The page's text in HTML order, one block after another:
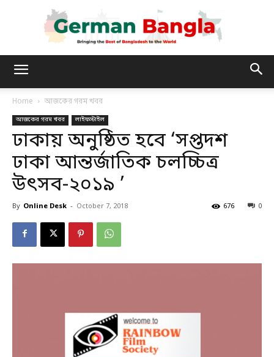
Bangla
Home আজকের গরম খবর
আজকের গরম খবর লাইফস্টাইল
ঢাকায় অনুষ্ঠিত হবে ‘সপ্তদশ
ঢাকা আন্তর্জাতিক চলচ্চিত্র
উৎসব-২০১৯ ’
By Online Desk - October 7, 2018 0
676